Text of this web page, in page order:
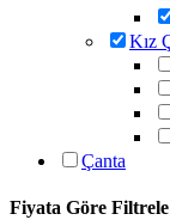
Kız
Çanta
Fiyata Göre Filtrele